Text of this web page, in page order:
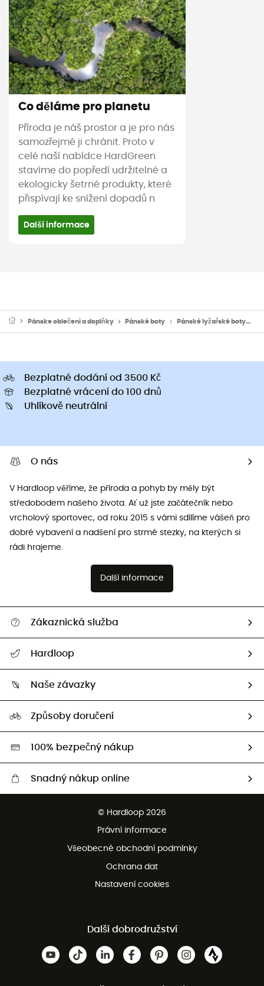
Co děláme pro planetu
Příroda je náš prostor a je pro nás
samozřejmé ji chránit. Proto v
celé naší nabídce HardGreen
stavíme do popředí udržitelné a
ekologicky šetrné produkty, které
přispívají ke snížení dopadů n
Další informace
Pánske oblečeni a doplňky Pánské boty Pánské lyžařské boty
Bezplatné dodání od 3500 Kč
Bezplatné vrácení do 100 dnů
Uhlíkově neutrální
O nás
V Hardloop věříme, že příroda a pohyb by měly být
středobodem našeho života. Ať už jste začátečník nebo
vrcholový sportovec, od roku 2015 s vámi sdílíme vášeň pro
dobré vybavení a nadšení pro strmé stezky, na kterých si
rádi hrajeme.
Další informace
Zákaznická služba
Vrácení zboží a peněz
Hardloop
Naši Ambasadoři
Naše závazky
Second hand
HardGreen
Způsoby doručení
100% bezpečný nákup
Snadný nákup online
Bezplatné vrácení do 100 dnů
© Hardloop 2026
Právní informace
Všeobecné obchodní podmínky
Ochrana dat
Nastavení cookies
Další dobrodružství